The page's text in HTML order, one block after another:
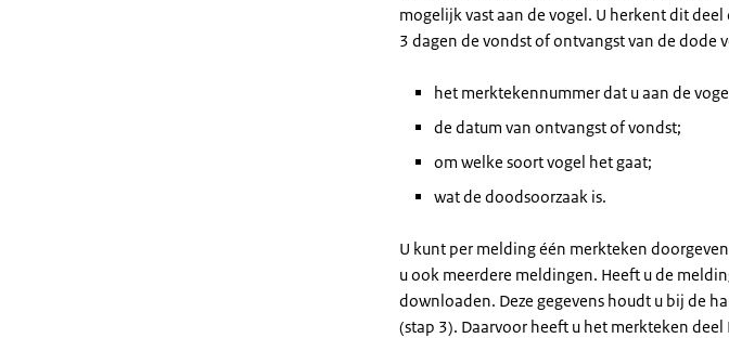
mogelijk vast aan de vogel. U herkent dit deel
3 dagen de vondst of ontvangst van de dode
het merktekennummer dat u aan de
de datum van ontvangst of vondst;
om welke soort vogel het gaat;
wat de doodsoorzaak is.
U kunt per melding één merkteken
u ook meerdere meldingen. Heeft u de
downloaden. Deze gegevens houdt u bij de
(stap 3). Daarvoor heeft u het merkteken